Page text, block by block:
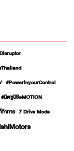
#PowerinyourControl
#มิตซูบิชิeMOTION
าทาย 7 Drive Mode